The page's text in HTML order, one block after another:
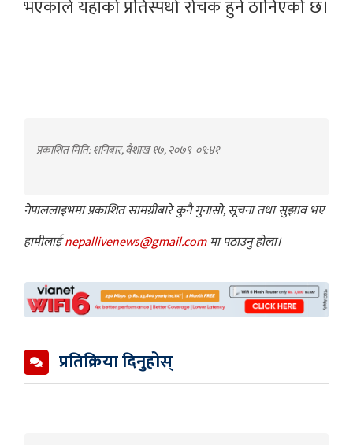
भएकाले यहाँको प्रतिस्पर्धा रोचक हुने ठानिएको छ।
प्रकाशित मिति: शनिबार, वैशाख १७, २०७९ ०९:४१
नेपाललाइभमा प्रकाशित सामग्रीबारे कुनै गुनासो, सूचना तथा सुझाव भए
हामीलाईnepallivenews@gmail.comमा पठाउनु होला।
प्रतिक्रिया दिनुहोस्